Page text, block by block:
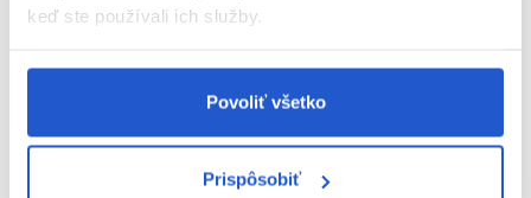
keď ste používali ich služby.
Povoliť všetko
Prispôsobiť
Video
Značka